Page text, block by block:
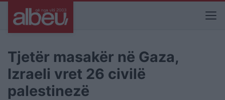
Tjetër masakër në Gaza,
Izraeli vret 26 civilë
palestinezë